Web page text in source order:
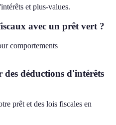
et plus-values.
avec un prêt vert ?
comportements
déductions d'intérêts
prêt et des lois fiscales en